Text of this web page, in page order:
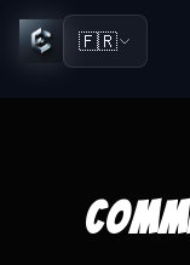
🇫🇷